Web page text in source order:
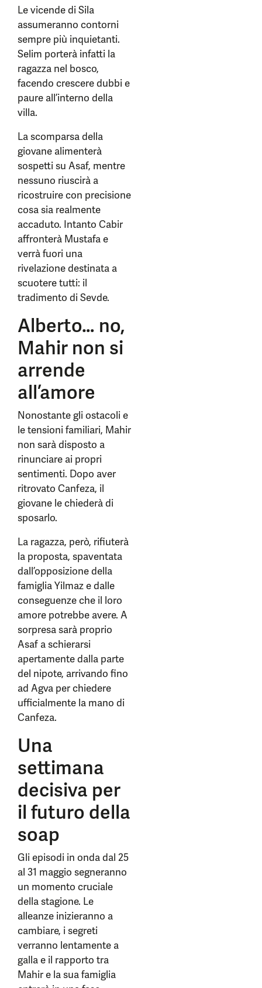
Le vicende di Sila
assumeranno contorni
sempre più inquietanti.
Selim porterà infatti la
ragazza nel bosco,
facendo crescere dubbi e
paure all’interno della
villa.
La scomparsa della
giovane alimenterà
sospetti su Asaf, mentre
nessuno riuscirà a
ricostruire con precisione
cosa sia realmente
accaduto. Intanto Cabir
affronterà Mustafa e
verrà fuori una
rivelazione destinata a
scuotere tutti: il
tradimento di Sevde.
Alberto… no,
Mahir non si
arrende
all’amore
Nonostante gli ostacoli e
le tensioni familiari, Mahir
non sarà disposto a
rinunciare ai propri
sentimenti. Dopo aver
ritrovato Canfeza, il
giovane le chiederà di
sposarlo.
La ragazza, però, rifiuterà
la proposta, spaventata
dall’opposizione della
famiglia Yilmaz e dalle
conseguenze che il loro
amore potrebbe avere. A
sorpresa sarà proprio
Asaf a schierarsi
apertamente dalla parte
del nipote, arrivando fino
ad Agva per chiedere
ufficialmente la mano di
Canfeza.
Una
settimana
decisiva per
il futuro della
soap
Gli episodi in onda dal 25
al 31 maggio segneranno
un momento cruciale
della stagione. Le
alleanze inizieranno a
cambiare, i segreti
verranno lentamente a
galla e il rapporto tra
Mahir e la sua famiglia